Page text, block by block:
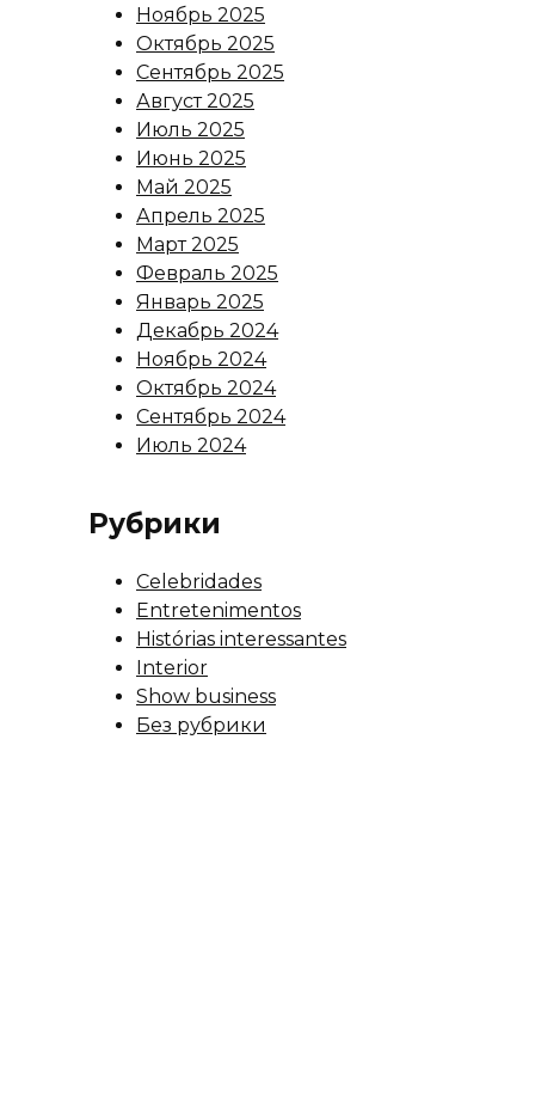
Ноябрь 2025
Октябрь 2025
Сентябрь 2025
Август 2025
Июль 2025
Июнь 2025
Май 2025
Апрель 2025
Март 2025
Февраль 2025
Январь 2025
Декабрь 2024
Ноябрь 2024
Октябрь 2024
Сентябрь 2024
Июль 2024
Рубрики
Celebridades
Entretenimentos
Histórias interessantes
Interior
Show business
Без рубрики